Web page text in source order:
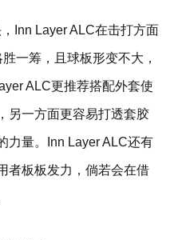
Inn Layer ALC在击打方面
一筹，且球板形变不大，
ALC更推荐搭配外套使
另一方面更容易打透套胶
力量。Inn Layer ALC还有
者板板发力，倘若会在借